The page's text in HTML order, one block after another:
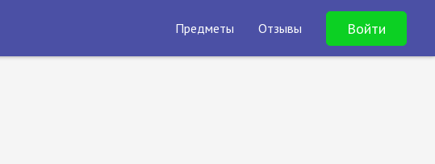
Предметы Отзывы Войти